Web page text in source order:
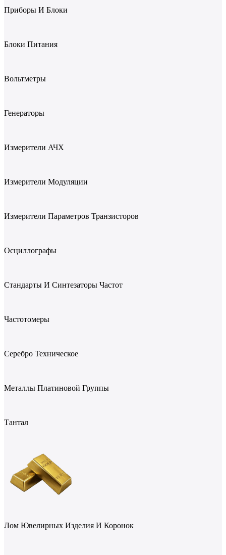
Приборы И Блоки
Блоки Питания
Вольтметры
Генераторы
Измерители АЧХ
Измерители Модуляции
Измерители Параметров Транзисторов
Осциллографы
Стандарты И Синтезаторы Частот
Частотомеры
Серебро Техническое
Металлы Платиновой Группы
Тантал
Лом Ювелирных Изделия И Коронок